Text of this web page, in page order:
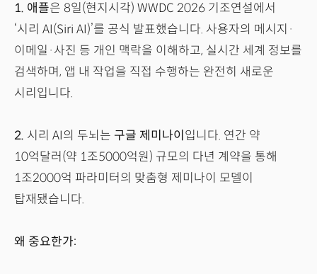
1. 애플은 8일(현지시각) WWDC 2026 기조연설에서
‘시리 AI(Siri AI)’를 공식 발표했습니다. 사용자의 메시지·
이메일·사진 등 개인 맥락을 이해하고, 실시간 세계 정보를
검색하며, 앱 내 작업을 직접 수행하는 완전히 새로운
시리입니다.
2. 시리 AI의 두뇌는 구글 제미나이 입니다. 연간 약
10억달러(약 1조5000억원) 규모의 다년 계약을 통해
1조2000억 파라미터의 맞춤형 제미나이 모델이
탑재됐습니다.
왜 중요한가: